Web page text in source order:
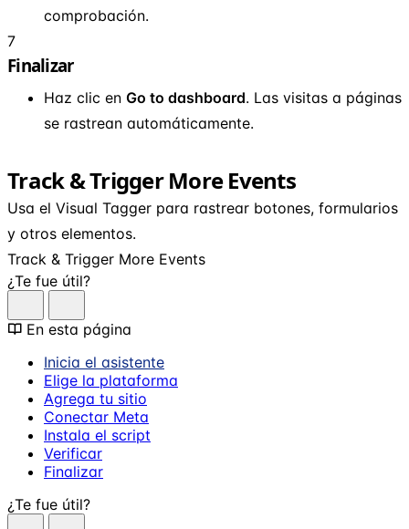
comprobación.
7
Finalizar
Haz clic en Go to dashboard. Las visitas a páginas
se rastrean automáticamente.
Track & Trigger More Events
Usa el Visual Tagger para rastrear botones, formularios
y otros elementos.
Track & Trigger More Events
¿Te fue útil?
En esta página
Inicia el asistente
Elige la plataforma
Agrega tu sitio
Conectar Meta
Instala el script
Verificar
Finalizar
¿Te fue útil?